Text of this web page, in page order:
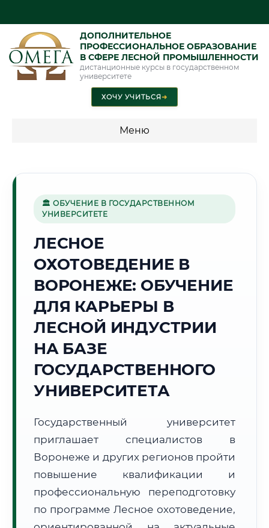
ДОПОЛНИТЕЛЬНОЕ
ПРОФЕССИОНАЛЬНОЕ ОБРАЗОВАНИЕ
В СФЕРЕ ЛЕСНОЙ ПРОМЫШЛЕННОСТИ
дистанционные курсы в государственном
университете
ХОЧУ УЧИТЬСЯ➜
Меню
промышленность"
Г. ВОРОНЕЖ
Точное местное время:
14:11:15
Понедельник, 10 Августа
2026 г.
🌅 Восход:05:00 🌇 Закат:
19:56
Световой день: 14 ч. 56 мин.
📍 Региональная справка г. Воронеж
Субъект:
Воронежская область
Тел. код:
+7 (473)
Почтовые индексы:
394000–394999
Часовой пояс:
МСК (UTC+3)
Формат учебы:
Дистанционно
🏛 ОБУЧЕНИЕ В ГОСУДАРСТВЕННОМ
УНИВЕРСИТЕТЕ
ЛЕСНОЕ
ОХОТОВЕДЕНИЕ В
ВОРОНЕЖЕ: ОБУЧЕНИЕ
ДЛЯ КАРЬЕРЫ В
ЛЕСНОЙ ИНДУСТРИИ
НА БАЗЕ
ГОСУДАРСТВЕННОГО
УНИВЕРСИТЕТА
Государственный университет
приглашает специалистов в
Воронеже и других регионов пройти
повышение квалификации и
профессиональную переподготовку
по программе Лесное охотоведение,